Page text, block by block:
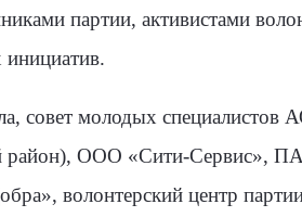
партии, активистами
инициатив.
совет молодых специалистов
район), ООО «Сити-Сервис»,
волонтерский центр